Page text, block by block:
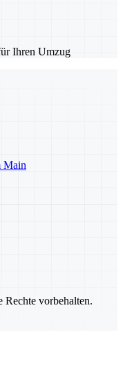
Ihren Umzug
Main
vorbehalten.